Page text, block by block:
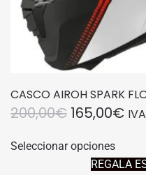
CASCO AIROH SPARK
200,00€ EL
ORIGINAL
165,00€EL
Seleccionar opciones
tiene
REGALA